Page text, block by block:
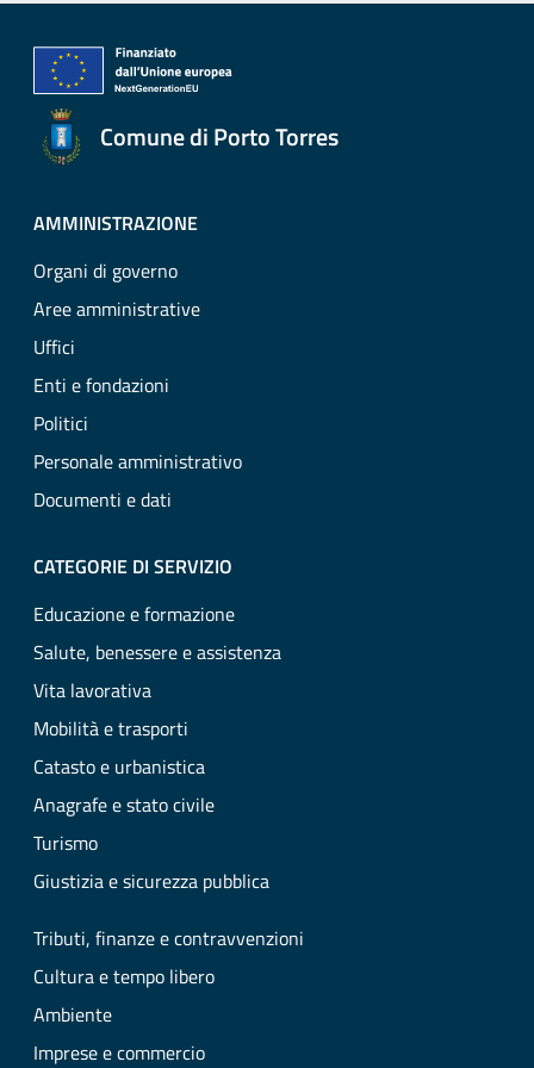
Comune di Porto Torres
AMMINISTRAZIONE
Organi di governo
Aree amministrative
Uffici
Enti e fondazioni
Politici
Personale amministrativo
Documenti e dati
CATEGORIE DI SERVIZIO
Educazione e formazione
Salute, benessere e assistenza
Vita lavorativa
Mobilità e trasporti
Catasto e urbanistica
Anagrafe e stato civile
Turismo
Giustizia e sicurezza pubblica
Tributi, finanze e contravvenzioni
Cultura e tempo libero
Ambiente
Imprese e commercio